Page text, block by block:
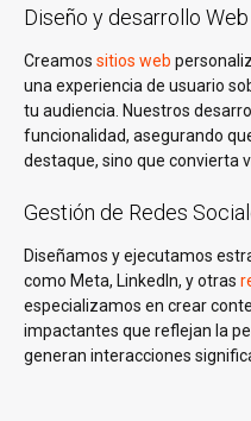
Diseño y desarrollo Web
Creamos sitios web
una experiencia de usuario
tu audiencia. Nuestros
funcionalidad, asegurando
destaque, sino que convierta
Gestión de Redes
Diseñamos y ejecutamos
como Meta, LinkedIn, y otras
especializamos en crear
impactantes que reflejan la
generan interacciones